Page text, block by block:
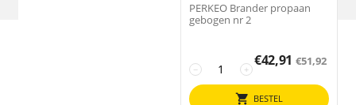
PERKEO Brander propaan
gebogen nr 2
+
−
€42,91 €51,92
BESTEL